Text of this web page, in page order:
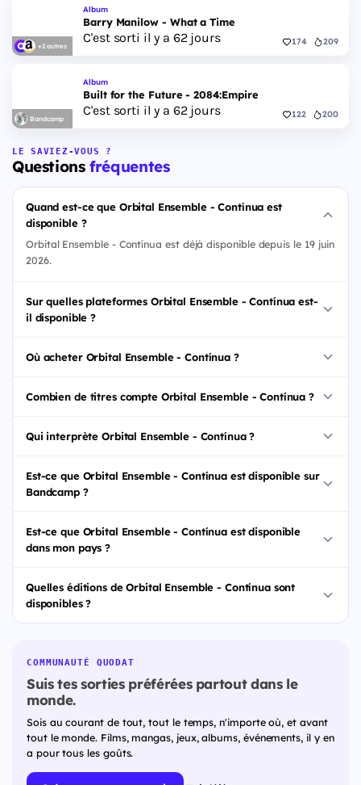
+2 autres
Album
Barry Manilow - What a Time
C'est sorti il y a 62 jours 174 209
Bandcamp
Album
Built for the Future - 2084:Empire
C'est sorti il y a 62 jours 122 200
LE SAVIEZ-VOUS ?
Questionsfréquentes
Quand est-ce que Orbital Ensemble - Contínua est
disponible ?
Orbital Ensemble - Contínua est déjà disponible depuis le 19 juin
2026.
Sur quelles plateformes Orbital Ensemble - Contínua est-
il disponible ?
Où acheter Orbital Ensemble - Contínua ?
Combien de titres compte Orbital Ensemble - Contínua ?
Qui interprète Orbital Ensemble - Contínua ?
Est-ce que Orbital Ensemble - Contínua est disponible sur
Bandcamp ?
Est-ce que Orbital Ensemble - Contínua est disponible
dans mon pays ?
Quelles éditions de Orbital Ensemble - Contínua sont
disponibles ?
COMMUNAUTÉ QUODAT
Suis tes sorties préférées partout dans le
monde.
Sois au courant de tout, tout le temps, n'importe où, et avant
tout le monde. Films, mangas, jeux, albums, événements, il y en
a pour tous les goûts.